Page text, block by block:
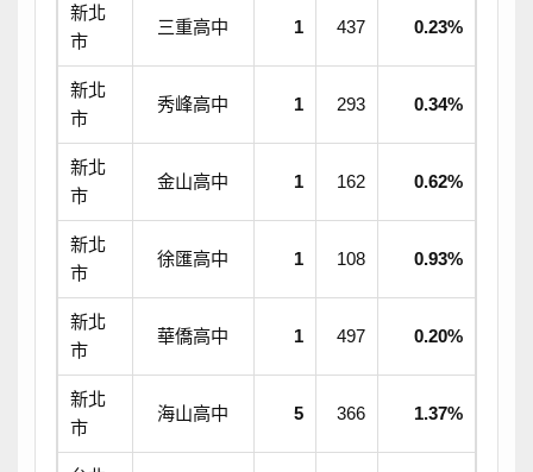
新北
市
三重高中 1 437 0.23%
新北
市
秀峰高中 1 293 0.34%
新北
市
金山高中 1 162 0.62%
新北
市
徐匯高中 1 108 0.93%
新北
市
華僑高中 1 497 0.20%
新北
市
海山高中 5 366 1.37%